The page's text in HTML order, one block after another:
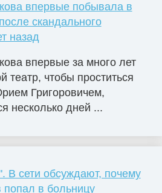
впервые побывала в
скандального
назад
впервые за много лет
театр, чтобы проститься
Григоровичем,
несколько дней ...
В сети обсуждают, почему
в больницу